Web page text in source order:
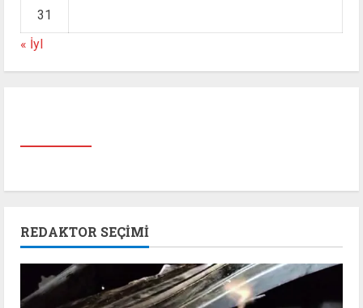
31
« İyl
REDAKTOR SEÇIMI